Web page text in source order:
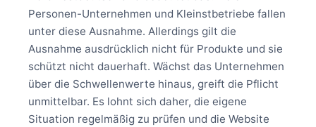
Personen-Unternehmen und Kleinstbetriebe fallen
unter diese Ausnahme. Allerdings gilt die
Ausnahme ausdrücklich nicht für Produkte und sie
schützt nicht dauerhaft. Wächst das Unternehmen
über die Schwellenwerte hinaus, greift die Pflicht
unmittelbar. Es lohnt sich daher, die eigene
Situation regelmäßig zu prüfen und die Website